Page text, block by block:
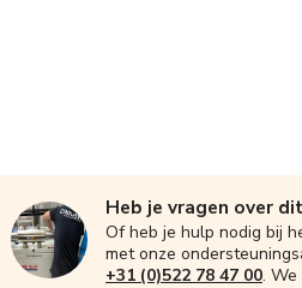
Heb je vragen over
Of heb je hulp nodig bij
met onze
+31 (0)522 78 47 00. We